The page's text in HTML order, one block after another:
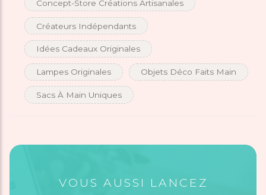
Concept-Store Créations Artisanales
Créateurs Indépendants
Idées Cadeaux Originales
Lampes Originales Objets Déco Faits Main
Sacs À Main Uniques
VOUS AUSSI LANCEZ